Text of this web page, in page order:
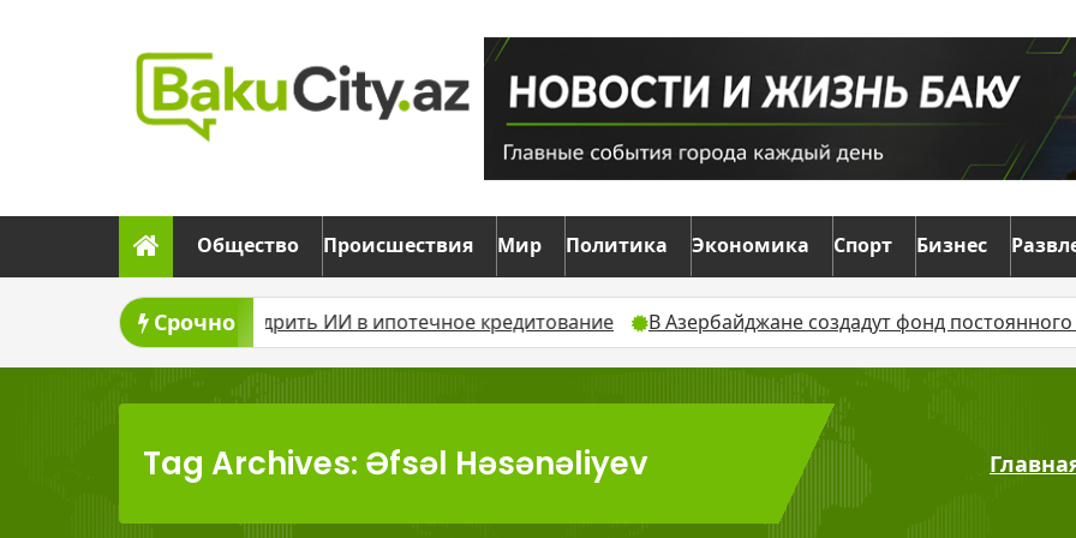
Общество Происшествия Мир Политика Экономика Спорт Бизнес
Срочно
планируют внедрить ИИ в ипотечное кредитование В Азербайджане создадут фонд постоянного
Tag Archives: Əfsəl Həsənəliyev